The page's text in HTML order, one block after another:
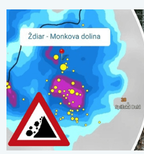
2 roky od smrteľného zosuvu v